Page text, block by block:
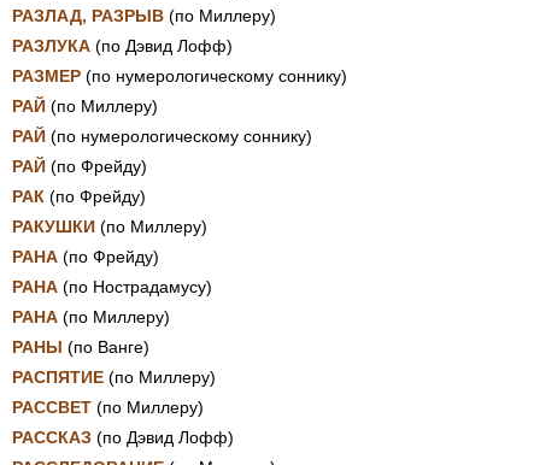
РАЗЛАД, РАЗРЫВ (по Миллеру)
РАЗЛУКА (по Дэвид Лофф)
РАЗМЕР (по нумерологическому соннику)
РАЙ (по Миллеру)
РАЙ (по нумерологическому соннику)
РАЙ (по Фрейду)
РАК (по Фрейду)
РАКУШКИ (по Миллеру)
РАНА (по Фрейду)
РАНА (по Нострадамусу)
РАНА (по Миллеру)
РАНЫ (по Ванге)
РАСПЯТИЕ (по Миллеру)
РАССВЕТ (по Миллеру)
РАССКАЗ (по Дэвид Лофф)